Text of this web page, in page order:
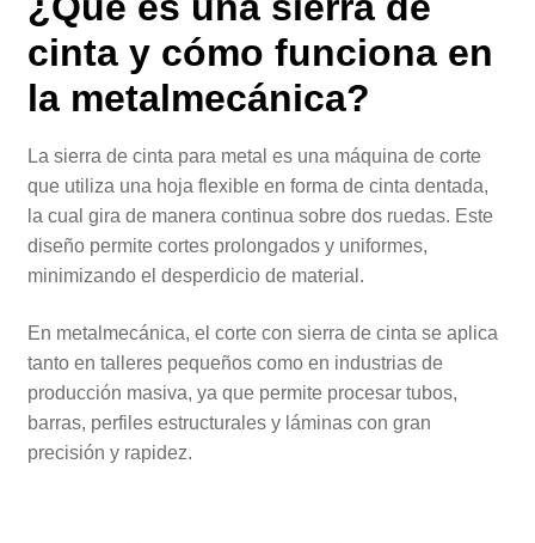
cintay cómo funciona en
la metalmecánica?
La sierra de cinta para metal es una máquina de corte
que utiliza una hoja flexible en forma de cinta dentada,
la cual gira de manera continua sobre dos ruedas. Este
diseño permite cortes prolongados y uniformes,
minimizando el desperdicio de material.
En metalmecánica, el corte con sierra de cinta se aplica
tanto en talleres pequeños como en industrias de
producción masiva, ya que permite procesar tubos,
barras, perfiles estructurales y láminas con gran
precisión y rapidez.